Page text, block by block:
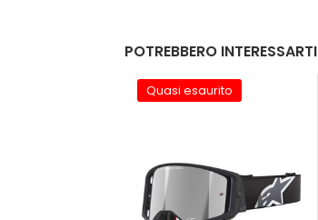
POTREBBERO INTERESSARTI
Quasi esaurito